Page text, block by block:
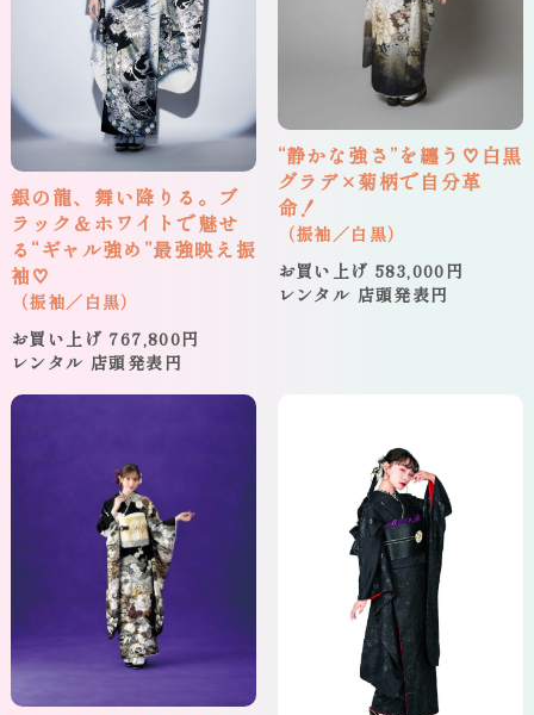
銀の龍、舞い降りる。ブ
ラック＆ホワイトで魅せ
る“ギャル強め”最強映え振
袖♡
（振袖／白黒）
お買い上げ 767,800円
レンタル 店頭発表円
“静かな強さ”を纏う♡白黒
グラデ×菊柄で自分革
命！
（振袖／白黒）
お買い上げ 583,000円
レンタル 店頭発表円